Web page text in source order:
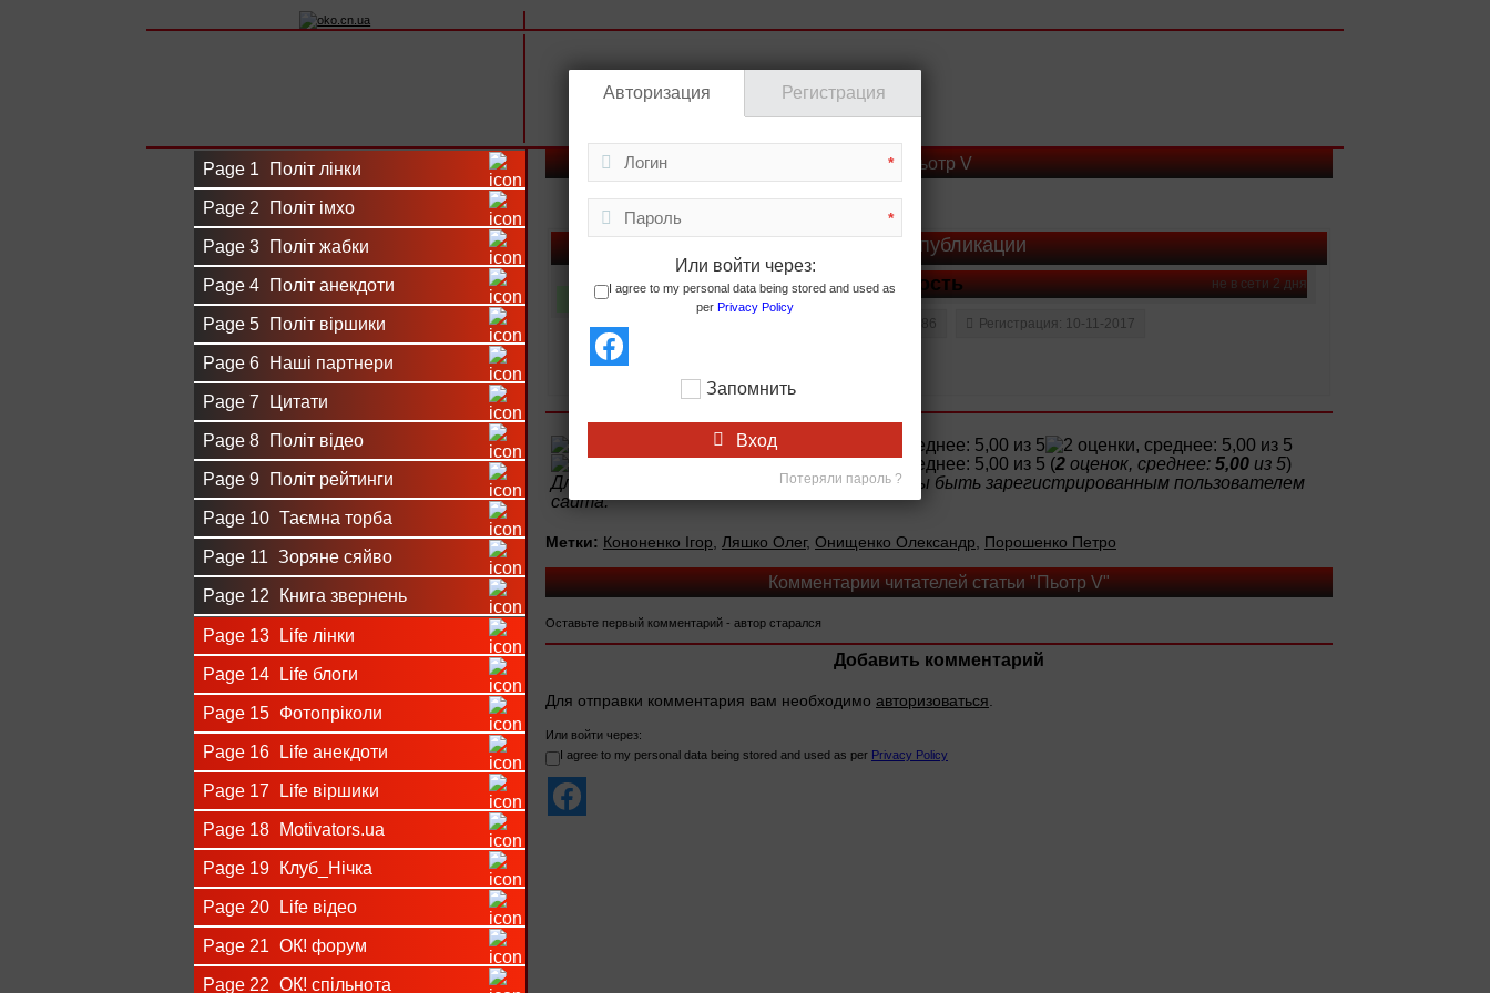
Page 1 Політ лінки
Page 2 Політ імхо
Page 3 Політ жабки
Page 4 Політ анекдоти
Page 5 Політ віршики
Page 6 Наші партнери
Page 7 Цитати
Page 8 Політ відео
Page 9 Політ рейтинги
Page 10 Таємна торба
Page 11 Зоряне сяйво
Page 12 Книга звернень
Page 13 Life лінки
Page 14 Life блоги
Page 15 Фотопріколи
Page 16 Life анекдоти
Page 17 Life віршики
Page 18 Motivators.ua
Page 19 Клуб_Нічка
Page 20 Life відео
Page 21 ОК! форум
Page 22 ОК! спільнота
Пьотр V
Автор публикации
не в сети 2 дня
Кость
193
Публикации: 686 Регистрация: 10-11-2017
(2 оценок, среднее: 5,00 из 5)
Для того чтобы оценить запись, вы должны быть зарегистрированным пользователем
сайта.
Метки: Кононенко Ігор Ляшко Олег, Онищенко Олександр Порошенко Петро
Комментарии читателей статьи "Пьотр V"
Оставьте первый комментарий - автор старался
Добавить комментарий
Для отправки комментария вам необходимо авторизоваться
Или войти через:
I agree to my personal data being stored and used as per Privacy Policy
Авторизация Регистрация
*
*
Или войти через:
I agree to my personal data being stored and used as
per Privacy Policy
Запомнить
Вход
Потеряли пароль ?